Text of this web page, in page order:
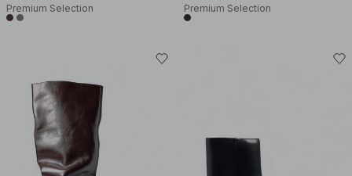
Premium Selection
Premium Selection